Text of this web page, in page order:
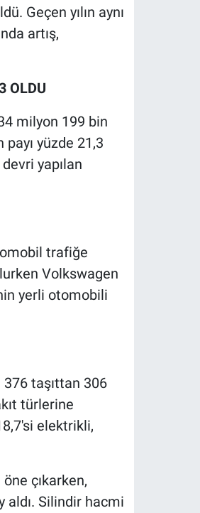
Geçen yılın aynı
artış,
OLDU
milyon 199 bin
yüzde 21,3
yapılan
trafiğe
Volkswagen
yerli otomobili
taşıttan 306
türlerine
elektrikli,
çıkarken,
aldı. Silindir hacmi